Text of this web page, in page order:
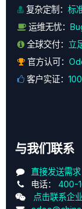
复杂定制： 标
运维无忧：
全球交付： 立
官方认可：
客户实证：
与我们联系
直接发送需求
电话： 400-
点击联系企